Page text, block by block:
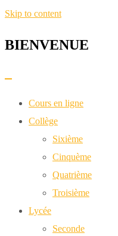
Skip to content
BIENVENUE​
Cours en ligne
Collège
Sixième
Cinquème
Quatrième
Troisième
Lycée
Seconde